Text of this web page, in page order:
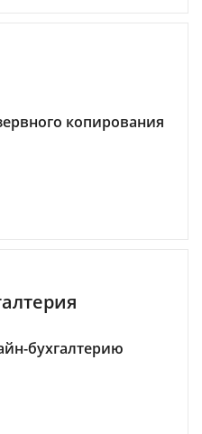
копирования
бухгалтерию